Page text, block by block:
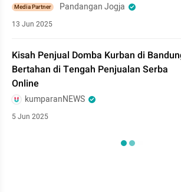
Media Partner Pandangan Jogja
13 Jun 2025
Kisah Penjual Domba Kurban di
Bertahan di Tengah Penjualan Serba
Online
kumparanNEWS
5 Jun 2025